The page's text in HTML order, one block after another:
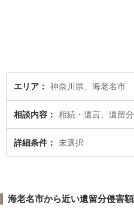
エリア 神奈川県、海老名市
相談内容 相続・遺言、遺留
詳細条件 未選択
海老名市から近い遺留分侵害